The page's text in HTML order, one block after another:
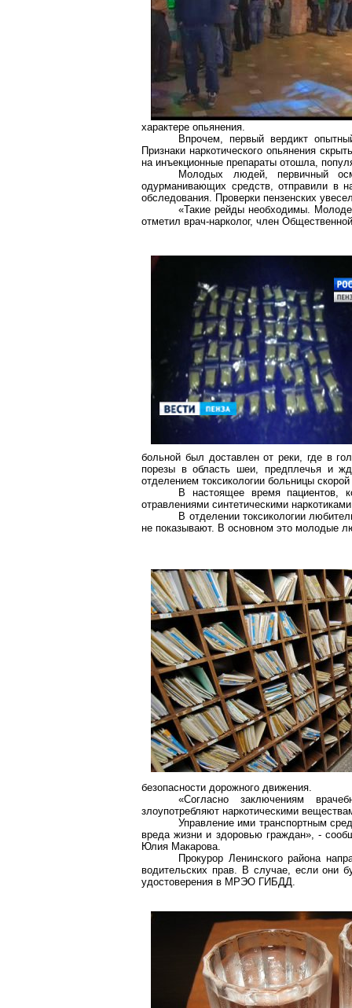
характере опьянения.
Впрочем, первый вердикт
Признаки наркотического опьянения
на инъекционные препараты отошла,
Молодых людей, первичный
одурманивающих средств, отправили в
обследования. Проверки пензенских
«Такие рейды необходимы.
отметил врач-нарколог, член
больной был доставлен от реки, где в
порезы в область шеи, предплечья и
отделением токсикологии больницы
В настоящее время пациентов,
отравлениями синтетическими
В отделении токсикологии
не показывают. В основном это молодые
безопасности дорожного движения.
«Согласно заключениям
злоупотребляют наркотическими
Управление ими транспортным
вреда жизни и здоровью граждан», -
Юлия Макарова.
Прокурор Ленинского района
водительских прав. В случае, если они
удостоверения в МРЭО ГИБДД.